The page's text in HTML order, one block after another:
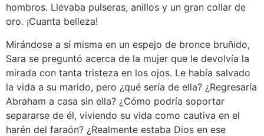
hombros. Llevaba pulseras, anillos y un gran collar de
oro. ¡Cuanta belleza!
Mirándose a sí misma en un espejo de bronce bruñido,
Sara se preguntó acerca de la mujer que le devolvía la
mirada con tanta tristeza en los ojos. Le había salvado
la vida a su marido, pero ¿qué sería de ella? ¿Regresaría
Abraham a casa sin ella? ¿Cómo podría soportar
separarse de él, viviendo su vida como cautiva en el
harén del faraón? ¿Realmente estaba Dios en ese